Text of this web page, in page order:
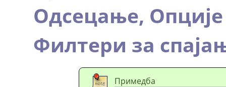
Одсецање,
Филтери за
Примедба